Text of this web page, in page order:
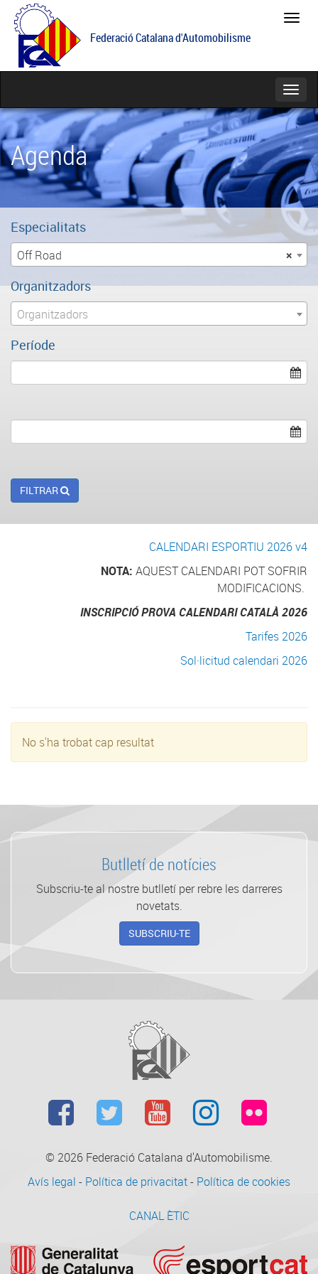
Federació Catalana d'Automobilisme
Agenda
Especialitats
×
Off Road
Organitzadors
Organitzadors
Període
FILTRAR
CALENDARI ESPORTIU 2026 v4
NOTA: AQUEST CALENDARI POT SOFRIR
MODIFICACIONS.
INSCRIPCIÓ PROVA CALENDARI CATALÀ 2026
Tarifes 2026
Sol·licitud calendari 2026
No s'ha trobat cap resultat
Butlletí de notícies
Subscriu-te al nostre butlletí per rebre les darreres
novetats.
SUBSCRIU-TE
© 2026 Federació Catalana d'Automobilisme.
Avís legal - Política de privacitat- Política de cookies
CANAL ÈTIC